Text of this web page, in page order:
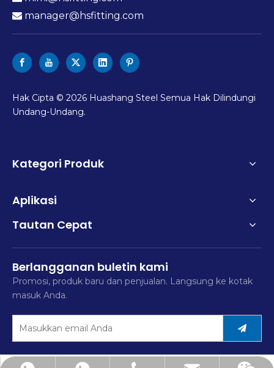
 manager@hsfitting.com
Hak Cipta © 2026 Huashang Steel Semua Hak Dilindungi
Undang-Undang.
Kategori Produk
Aplikasi
Tautan Cepat
Berlangganan buletin kami
Promosi, produk baru dan penjualan. Langsung ke kotak
masuk Anda.